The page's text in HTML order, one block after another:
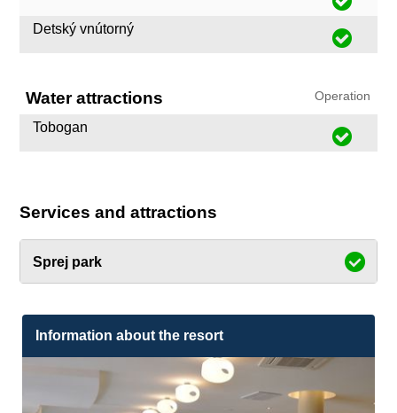
Detský vnútorný
Water attractions Operation
Tobogan
Services and attractions
Sprej park
Information about the resort